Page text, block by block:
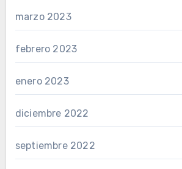
marzo 2023
febrero 2023
enero 2023
diciembre 2022
septiembre 2022